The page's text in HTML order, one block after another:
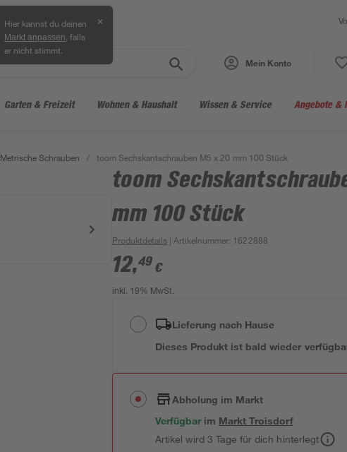
Hier kannst du deinen
Markt anpassen , falls
er nicht stimmt.
✕
Mein Konto
Garten & Freizeit Wohnen & Haushalt Wissen & Service Angebote &
Metrische Schrauben / toom Sechskantschrauben M5 x 20 mm 100 Stück
toom
mm 100 Stück
Produktdetails | Artikelnummer: 1622888
12,49 €
inkl. 19% MwSt.
Lieferung nach Hause
Dieses Produkt ist bald wieder
Abholung im Markt
Verfügbar im MarktTroisdorf
Artikel wird 3 Tage für dich hinterlegt